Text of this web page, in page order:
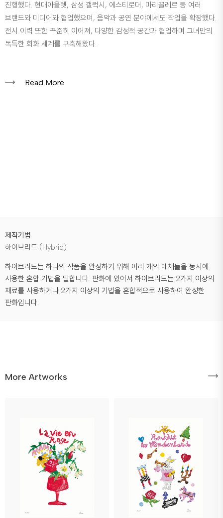
진행했다. 현대아울렛, 삼성 갤럭시, 에스티로더, 마리끌레르 등 여러
브랜드와 미디어와 협업했으며, 음악과 공연 분야에서도 작업을 확장했다.
전시 이력 또한 꾸준히 이어져, 다양한 감성적 공간과 협업하며 그녀만의
독특한 회화 세계를 구축해왔다.
Read More
제작기법
하이브리드 (Hybrid)
하이브리드는 하나의 작품을 완성하기 위해 여러 개의 매체들을 동시에
사용한 혼합 기법을 말합니다. 판화에 있어서 하이브리드는 2가지 이상의
재료를 사용하거나 2가지 이상의 기법을 혼합적으로 사용하여 완성한
판화입니다.
More Artworks